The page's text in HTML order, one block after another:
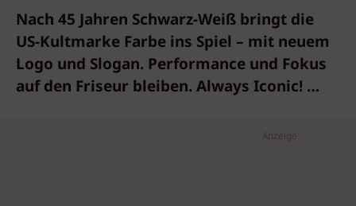
Nach 45 Jahren Schwarz-Weiß bringt die
US-Kultmarke Farbe ins Spiel – mit neuem
Logo und Slogan. Performance und Fokus
auf den Friseur bleiben. Always Iconic! …
Anzeige